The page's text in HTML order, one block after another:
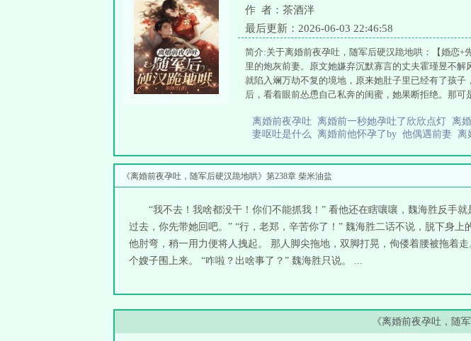
作 者：茶酒泮
最后更新：2026-06-03 22:46:58
简介:关于离婚前夜孕吐，随军后硬汉跪地哄：【婚恋+
里的炮灰前妻。原文她嫌弃沉默寡言的丈夫霍瑾昱不
就陷入斓万劫不复的境地，原来她肚子里已经有了孩
后，看着眼前怂恿自己私奔的闺蜜，她果断拒绝。那
切齿：“你还怀上了孩子？你简直是欺人太甚！”姜云
你跟他说。”还没等来霍瑾昱的离婚文件，却来了一纸
的日常事！ 离婚前夜孕吐，随军后硬汉跪地哄
离婚前夜孕吐 离婚前一秒她孕吐了欣欣点灯 离
妻呕吐是什么 离婚前他怀孕了by 他偶遇前妻 离
《离婚前夜孕吐，随军后硬汉跪地哄》第238章 柴米油盐
“我不去！我啥都没干！你们不能抓我！” 看他还在瞎嚷嚷，魏海胜反手
过去，你先带她回吧。” “行，老郑，辛苦你了！” 魏海胜二话不说，脱下身
他肘弯，稍一用力便将人拽起。 那人脚尖拖地，双脚打晃，佝偻着腰被拖着
个嫂子围上来。 “咋啦？出啥事了？” 魏海胜只说。 ...
《离婚前夜孕吐，随